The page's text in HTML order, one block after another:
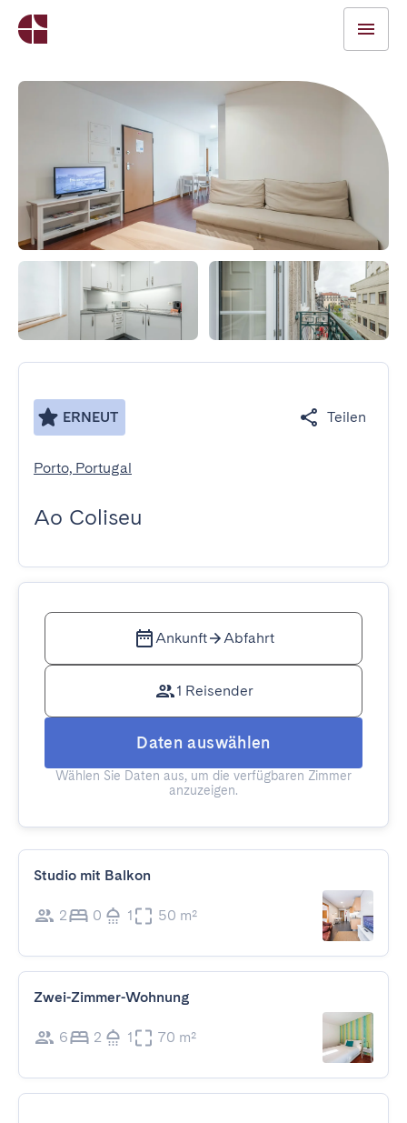
ERNEUT Teilen
Porto, Portugal
Ao Coliseu
Ankunft Abfahrt
1 Reisender
Daten auswählen
Wählen Sie Daten aus, um die verfügbaren Zimmer
anzuzeigen.
Studio mit Balkon
2 0 1 50 m²
Zwei-Zimmer-Wohnung
6 2 1 70 m²